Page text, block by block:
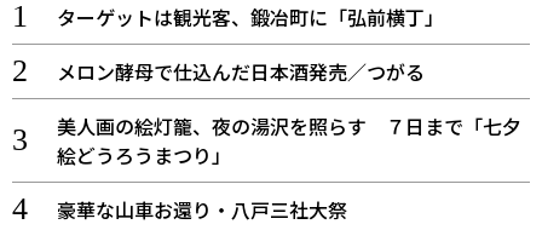
ターゲットは観光客、鍛冶町に「弘前横丁」
メロン酵母で仕込んだ日本酒発売／つがる
美人画の絵灯籠、夜の湯沢を照らす ７日まで「七夕
絵どうろうまつり」
豪華な山車お還り・八戸三社大祭